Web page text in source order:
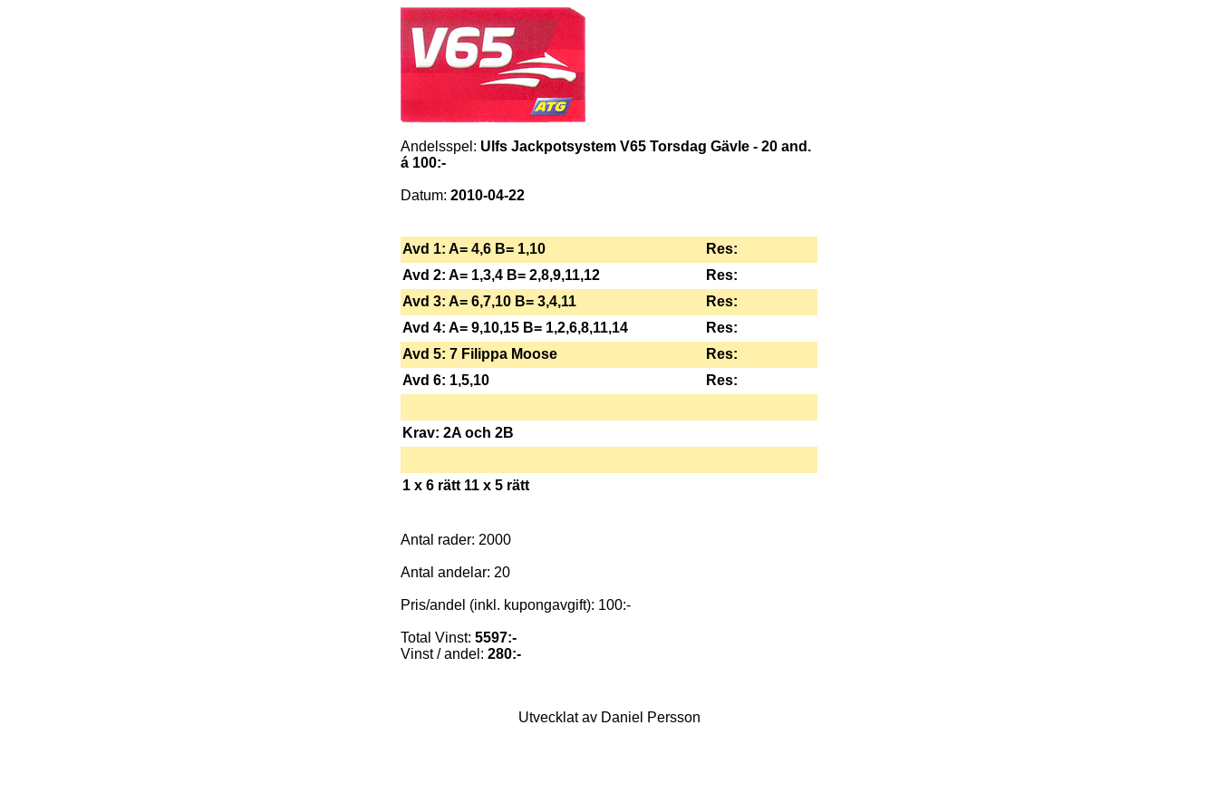
Andelsspel: Ulfs Jackpotsystem V65 Torsdag Gävle - 20 and.
á 100:-
Datum: 2010-04-22
Avd 1: A= 4,6 B= 1,10
Res:
Avd 2: A= 1,3,4 B= 2,8,9,11,12
Res:
Avd 3: A= 6,7,10 B= 3,4,11
Res:
Avd 4: A= 9,10,15 B= 1,2,6,8,11,14
Res:
Avd 5: 7 Filippa Moose
Res:
Avd 6: 1,5,10
Res:
Krav: 2A och 2B
1 x 6 rätt 11 x 5 rätt
Antal rader: 2000
Antal andelar: 20
Pris/andel (inkl. kupongavgift): 100:-
Total Vinst: 5597:-
Vinst / andel: 280:-
Utvecklat av Daniel Persson